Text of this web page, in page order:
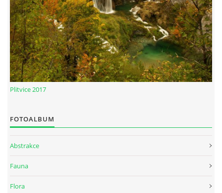
Plitvice 2017
FOTOALBUM
Abstrakce
Fauna
Flora